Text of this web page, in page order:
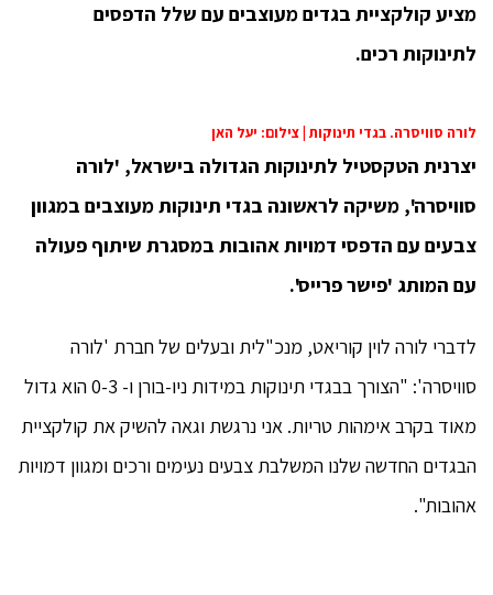
מציע קולקציית בגדים מעוצבים עם שלל הדפסים
לתינוקות רכים.
לורה סוויסרה. בגדי תינוקות | צילום: יעל האן
יצרנית הטקסטיל לתינוקות הגדולה בישראל, 'לורה
סוויסרה', משיקה לראשונה בגדי תינוקות מעוצבים במגוון
צבעים עם הדפסי דמויות אהובות במסגרת שיתוף פעולה
עם המותג 'פישר פרייס'.
לדברי לורה לוין קוריאט, מנכ"לית ובעלים של חברת 'לורה
סוויסרה': "הצורך בבגדי תינוקות במידות ניו-בורן ו- 0-3 הוא גדול
מאוד בקרב אימהות טריות. אני נרגשת וגאה להשיק את קולקציית
הבגדים החדשה שלנו המשלבת צבעים נעימים ורכים ומגוון דמויות
אהובות".